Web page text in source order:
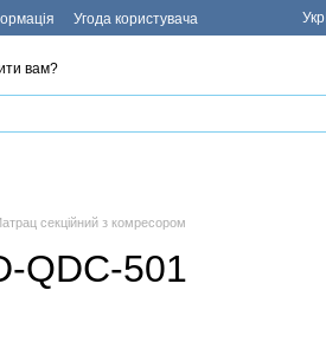
Угода користувача Укр
вам?
секційний з комресором
QDC-501